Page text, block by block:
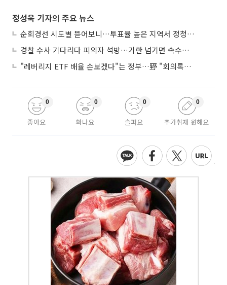
정성욱 기자의 주요 뉴스
순회경선 시도별 뜯어보니…투표율 높은 지역서 정청래 강세
경찰 수사 기다리다 피의자 석방…기한 넘기면 속수무책
"레버리지 ETF 배율 손보겠다"는 정부…野 "회의록부터 내놔야"
좋아요
0
화나요
0
슬퍼요
0
추가취재 원해요
0